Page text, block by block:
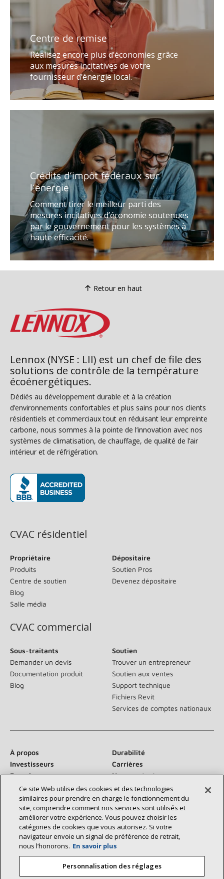
Centre de remise
Réalisez encore plus d’économies grâce
aux mesures incitatives de votre
fournisseur d’énergie local.
Crédits d’impôt fédéraux sur
l’énergie
Comment tirer le meilleur parti des
mesures incitatives d’économie soutenues
par le gouvernement pour les systèmes à
haute efficacité.
Retour en haut
Lennox (NYSE : LII) est un chef de file des
solutions de contrôle de la température
écoénergétiques.
Dédiés au développement durable et à la création
d’environnements confortables et plus sains pour nos clients
résidentiels et commerciaux tout en réduisant leur empreinte
carbone, nous sommes à la pointe de l’innovation avec nos
systèmes de climatisation, de chauffage, de qualité de l’air
intérieur et de réfrigération.
CVAC résidentiel
Propriétaire
Produits
Centre de soutien
Blog
Salle média
Dépositaire
Soutien Pros
Devenez dépositaire
CVAC commercial
Sous-traitants
Demander un devis
Documentation produit
Blog
Soutien
Trouver un entrepreneur
Soutien aux ventes
Support technique
Fichiers Revit
Services de comptes nationaux
À propos
Durabilité
Investisseurs
Carrières
Fournisseurs
Nous contacter
Salle de presse
Communiquez avec nous :
Ce site Web utilise des cookies et des technologies
similaires pour prendre en charge le fonctionnement du
site, comprendre comment nos services sont utilisés et
améliorer votre expérience. Vous pouvez choisir les
catégories de cookies que vous autorisez. Si votre
navigateur envoie un signal de préférence de retrait,
nous l’honorons. En savoir plus
Personnalisation des réglages